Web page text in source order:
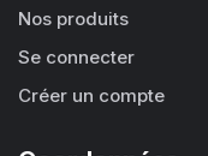
Nos produits
Se connecter
Créer un compte